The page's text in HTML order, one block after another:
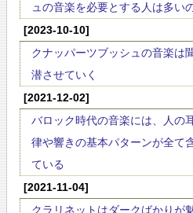
ュの音楽を必要とする人は多い
[2023-10-10]
クナッパーツブッシュの音楽は
潜させていく
[2021-12-02]
バロック時代の音楽には、人の
律や響きの基本パターンが全て
ている
[2021-11-04]
クラリネットはダークばかりが